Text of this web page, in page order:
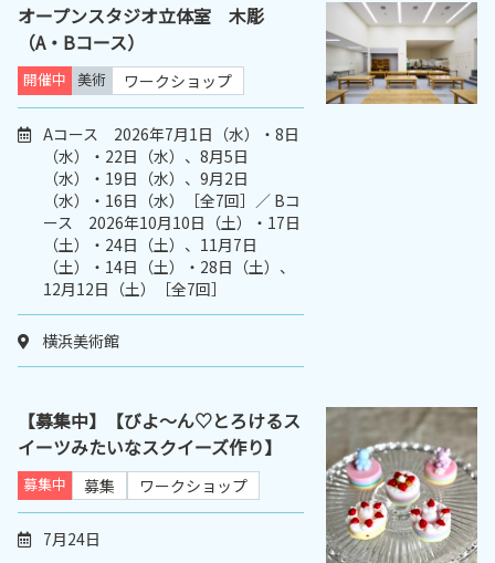
オープンスタジオ立体室 木彫
（A・Bコース）
開催中 美術 ワークショップ
Aコース 2026年7月1日（水）・8日
（水）・22日（水）、8月5日
（水）・19日（水）、9月2日
（水）・16日（水）［全7回］／ Bコ
ース 2026年10月10日（土）・17日
（土）・24日（土）、11月7日
（土）・14日（土）・28日（土）、
12月12日（土）［全7回］
横浜美術館
【募集中】【びよ～ん♡とろけるス
イーツみたいなスクイーズ作り】
募集中 募集 ワークショップ
7月24日